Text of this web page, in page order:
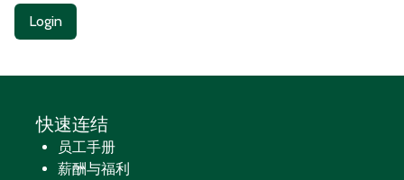
Login
快速连结
员工手册
薪酬与福利